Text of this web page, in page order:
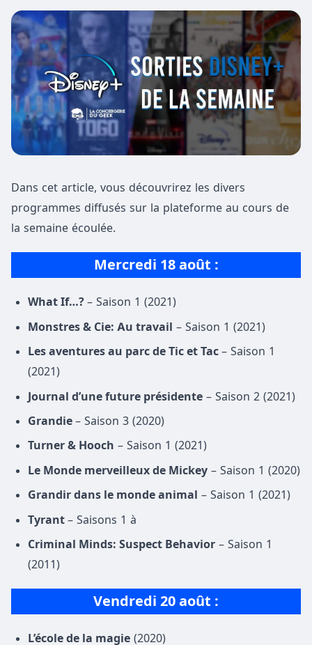
Dans cet article, vous découvrirez les divers
programmes diffusés sur la plateforme au cours de
la semaine écoulée.
Mercredi 18 août :
What If…? – Saison 1 (2021)
Monstres & Cie: Au travail – Saison 1 (2021)
Les aventures au parc de Tic et Tac – Saison 1
(2021)
Journal d’une future présidente – Saison 2 (2021)
Grandie – Saison 3 (2020)
Turner & Hooch – Saison 1 (2021)
Le Monde merveilleux de Mickey – Saison 1 (2020)
Grandir dans le monde animal – Saison 1 (2021)
Tyrant – Saisons 1 à
Criminal Minds: Suspect Behavior – Saison 1
(2011)
Vendredi 20 août :
L’école de la magie (2020)